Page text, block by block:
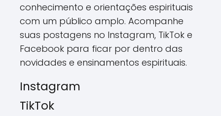
conhecimento e orientações espirituais
com um público amplo. Acompanhe
suas postagens no Instagram, TikTok e
Facebook para ficar por dentro das
novidades e ensinamentos espirituais.
Instagram
TikTok